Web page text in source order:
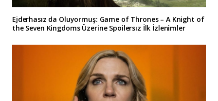
Ejderhasız da Oluyormuş: Game of Thrones – A Knight of
the Seven Kingdoms Üzerine Spoilersız İlk İzlenimler